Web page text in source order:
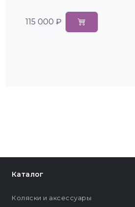
115 000 ₽
Каталог
Коляски и аксессуары